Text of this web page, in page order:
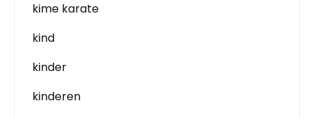
kime karate
kind
kinder
kinderen